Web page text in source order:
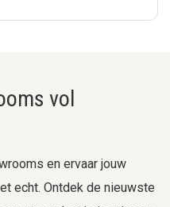
vol
en ervaar jouw
echt. Ontdek de nieuwste